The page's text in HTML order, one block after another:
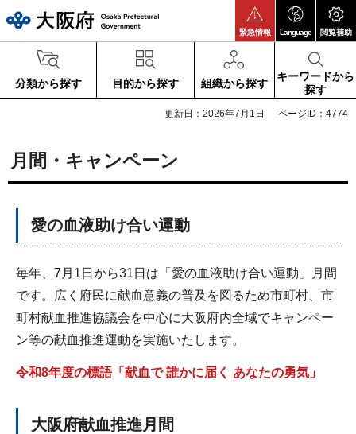
緊急情報 Language 閲覧補助
分類から探す 目的から探す 組織から探す
キーワードから
探す
更新日：2026年7月1日 ページID：4774
月間・キャンペーン
愛の血液助け合い運動
毎年、7月1日から31日は「愛の血液助け合い運動」月間
です。広く府民に献血意義の普及を図るため市町村、市
町村献血推進協議会を中心に大阪府内全域でキャンペー
ン等の献血推進運動を実施いたします。
令和8年度の標語「献血で 誰かに届く あなたの勇気 」
大阪府献血推進月間